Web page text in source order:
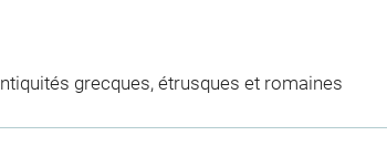
grecques, étrusques et romaines